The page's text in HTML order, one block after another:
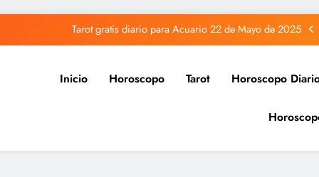
Tarot gratis diario para Acuario 22 de Mayo de 2025
Tarot gratis diario para Sagitario 22 de Mayo de 2025
Tarot gratis diario para Piscis 22 de Mayo de 2025
Tarot gratis diario para Acuario 22 de Mayo de 2025
Inicio Horoscopo Tarot Horoscopo